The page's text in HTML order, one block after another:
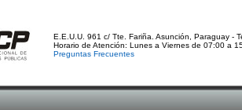
E.E.U.U. 961 c/ Tte. Fariña. Asunción, Paraguay -
Horario de Atención: Lunes a Viernes de 07:00 a
Preguntas Frecuentes